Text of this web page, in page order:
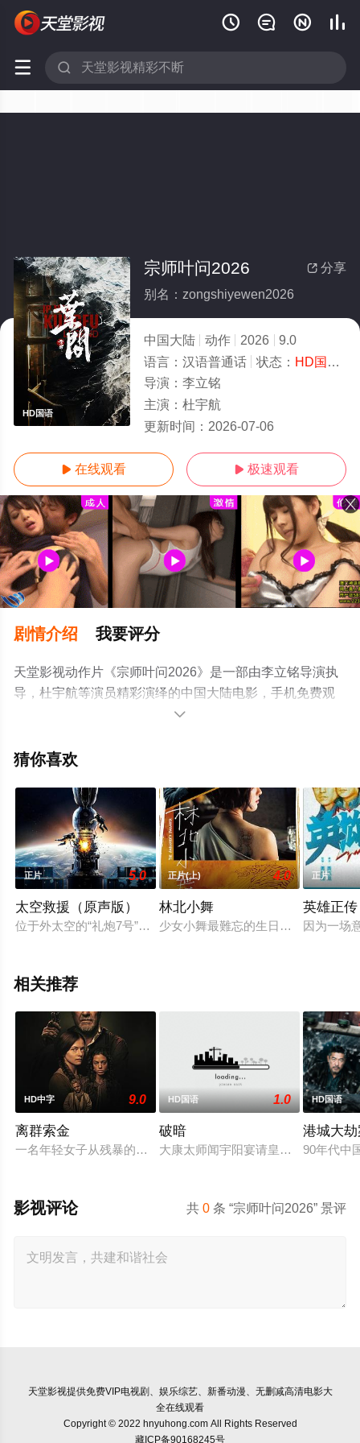
   
 
HD国语
 分享
宗师叶问2026
别名：zongshiyewen2026
中国大陆 动作 2026
9.0
语言： 汉语普通话 状态： HD国语/高清
导演： 李立铭
主演： 杜宇航
更新时间： 2026-07-06
 在线观看  极速观看
剧情介绍 我要评分
天堂影视动作片《宗师叶问2026》是一部由李立铭导演执
导，杜宇航等演员精彩演绎的中国大陆电影，手机免费观
看高清未删减完整版电影大全就上天堂电影网，更多相关

猜你喜欢
正片 5.0
太空救援（原声版）
位于外太空的“礼炮7号”空间站意外与地球失去联系，工程师维
正片(上) 4.0
林北小舞
少女小舞最難忘的生日禮物，是一張
正片
英雄正
因为一场
相关推荐
HD中字 9.0
离群索金
一名年轻女子从残暴的亡命团伙手中劫走了一批黄金，一路逃
HD国语 1.0
破暗
大康太师闻宇阳宴请皇上义子神策府
HD国语
港城大
90年代中
共0 条 “宗师叶问2026” 景评
影视评论
天堂影视提供免费VIP电视剧、娱乐综艺、新番动漫、无删减高清电影大
全在线观看
Copyright © 2022 hnyuhong.com All Rights Reserved
藏ICP备90168245号